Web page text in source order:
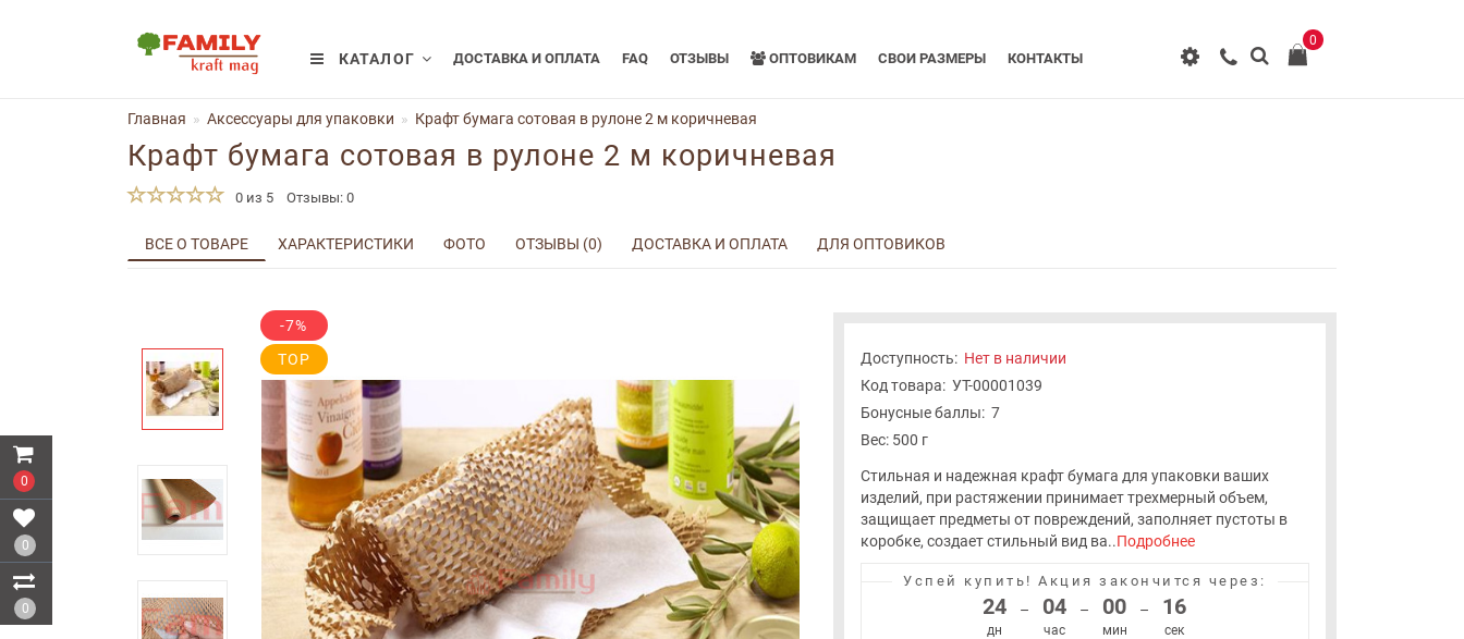
0
0
0
КАТАЛОГ ДОСТАВКА И ОПЛАТА FAQ ОТЗЫВЫ ОПТОВИКАМ СВОИ РАЗМЕРЫ КОНТАКТЫ
0
Главная Аксессуары для упаковки Крафт бумага сотовая в рулоне 2 м коричневая
Крафт бумага сотовая в рулоне 2 м коричневая
0 из 5 Отзывы: 0
ВСЕ О ТОВАРЕ ХАРАКТЕРИСТИКИ ФОТО ОТЗЫВЫ (0) ДОСТАВКА И ОПЛАТА ДЛЯ ОПТОВИКОВ
-7%
TOP
Доступность: Нет в наличии
Код товара: УТ-00001039
Бонусные баллы:7
Вес: 500 г
Стильная и надежная крафт бумага для упаковки ваших
изделий, при растяжении принимает трехмерный объем,
защищает предметы от повреждений, заполняет пустоты в
коробке, создает стильный вид ва..Подробнее
Успей купить! Акция закончится через:
24
дн
– 04
час
– 00
мин
– 16
сек